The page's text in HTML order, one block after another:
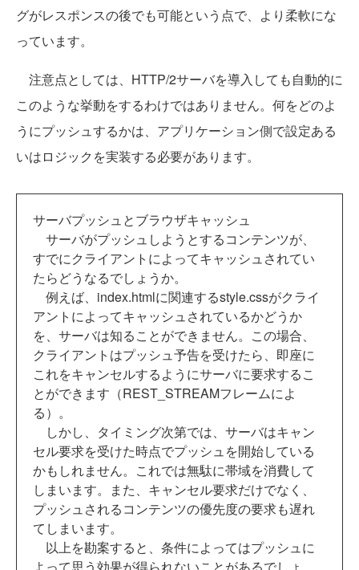
グがレスポンスの後でも可能という点で、より柔軟にな
っています。
注意点としては、HTTP/2サーバを導入しても自動的に
このような挙動をするわけではありません。何をどのよ
うにプッシュするかは、アプリケーション側で設定ある
いはロジックを実装する必要があります。
サーバプッシュとブラウザキャッシュ
サーバがプッシュしようとするコンテンツが、
すでにクライアントによってキャッシュされてい
たらどうなるでしょうか。
例えば、index.htmlに関連するstyle.cssがクライ
アントによってキャッシュされているかどうか
を、サーバは知ることができません。この場合、
クライアントはプッシュ予告を受けたら、即座に
これをキャンセルするようにサーバに要求するこ
とができます（REST_STREAMフレームによ
る）。
しかし、タイミング次第では、サーバはキャン
セル要求を受けた時点でプッシュを開始している
かもしれません。これでは無駄に帯域を消費して
しまいます。また、キャンセル要求だけでなく、
プッシュされるコンテンツの優先度の要求も遅れ
てしまいます。
以上を勘案すると、条件によってはプッシュに